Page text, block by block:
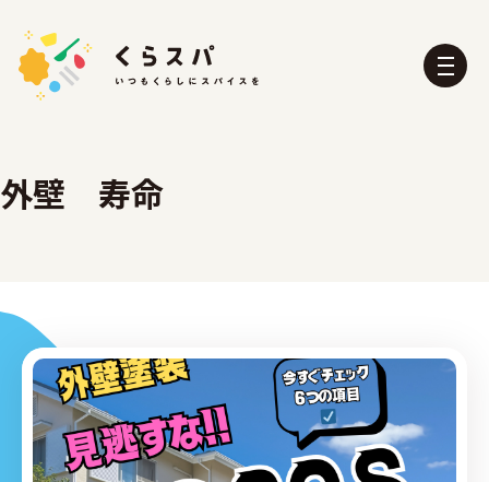
ぼうさい部
外壁 寿命